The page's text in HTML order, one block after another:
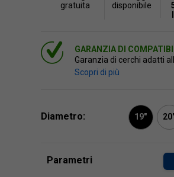
gratuita
disponibile
GARANZIA DI
Garanzia di cerchi adatti
Scopri di più
Diametro: 19"
Parametri